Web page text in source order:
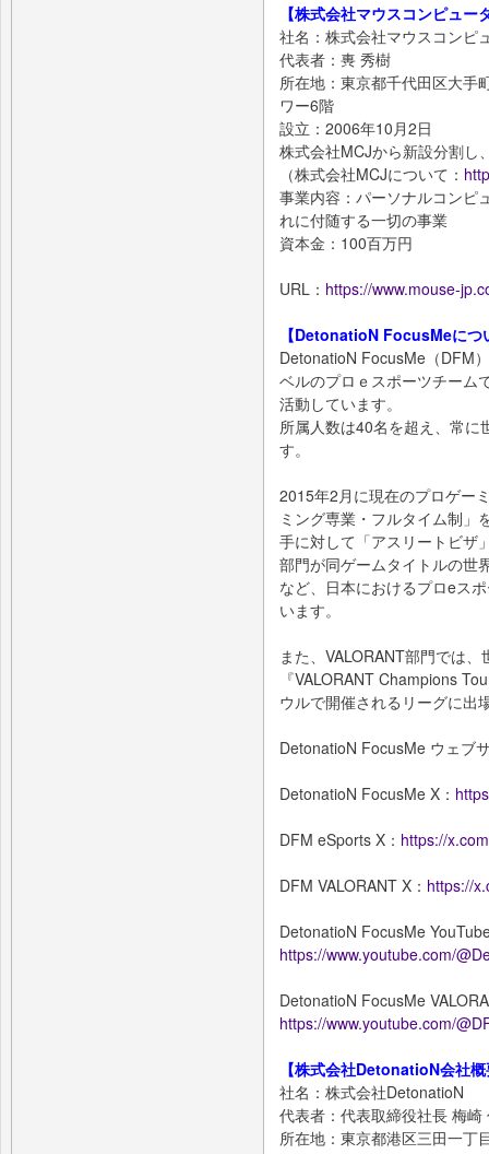
【株式会社マウスコンピュー
社名：株式会社マウスコンピ
代表者：軣 秀樹
所在地：東京都千代田区大手
ワー6階
設立：2006年10月2日
株式会社MCJから新設分割し
（株式会社MCJについて：
事業内容：パーソナルコンピ
れに付随する一切の事業
資本金：100百万円
URL： https://www.mouse-
【DetonatioN FocusMeにつ
DetonatioN FocusMe（DFM
ベルのプロｅスポーツチーム
活動しています。
所属人数は40名を超え、常に
す。
2015年2月に現在のプロゲー
ミング専業・フルタイム制」
手に対して「アスリートビザ
部門が同ゲームタイトルの世
など、日本におけるプロeス
います。
また、VALORANT部門では
『VALORANT Champions
ウルで開催されるリーグに出
DetonatioN FocusMe ウェブ
DetonatioN FocusMe X：
DFM eSports X： https://
DFM VALORANT X： https://
DetonatioN FocusMe
https://www.youtube.com/
DetonatioN FocusMe
https://www.youtube.com/
【株式会社DetonatioN会社
社名：株式会社DetonatioN
代表者：代表取締役社長 梅崎
所在地：東京都港区三田一丁